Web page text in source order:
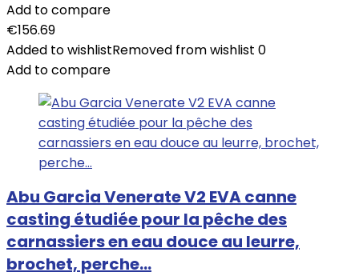
Add to compare
€156.69
Added to wishlistRemoved from wishlist 0
Add to compare
Abu Garcia Venerate V2 EVA canne
casting étudiée pour la pêche des
carnassiers en eau douce au leurre,
brochet, perche…